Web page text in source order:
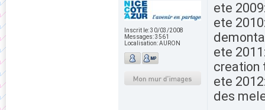
Inscrit le:30/03/2008
Messages:3561
Localisation:AURON
ete
ete
ete
creation
ete
des